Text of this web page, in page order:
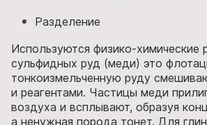
Разделение
Используются физико-химические
сульфидных руд (меди) это
тонкоизмельченную руду
и реагентами. Частицы меди
воздуха и всплывают, образуя
а ненужная порода тонет. Для